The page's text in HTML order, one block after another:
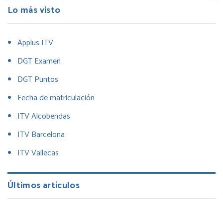
Lo más visto
Applus ITV
DGT Examen
DGT Puntos
Fecha de matriculación
ITV Alcobendas
ITV Barcelona
ITV Vallecas
Últimos artículos